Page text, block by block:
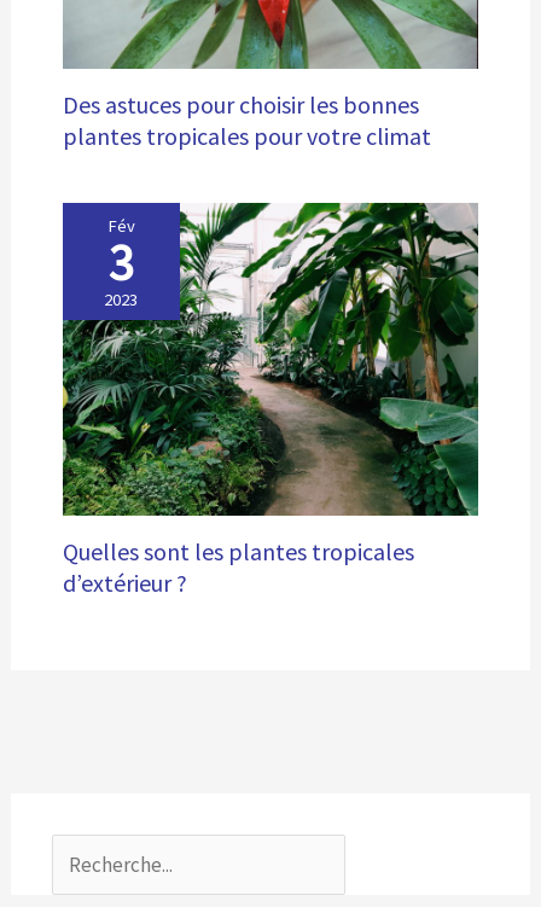
Des astuces pour choisir les bonnes
plantes tropicales pour votre climat
Fév
3
2023
Quelles sont les plantes tropicales
d’extérieur ?